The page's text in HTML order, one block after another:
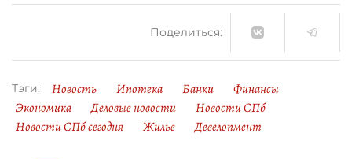
Поделиться:
Тэги: Новость Ипотека Банки
Финансы
Экономика
Деловые новости
Новости СПб
Новости СПб сегодня
Жилье Девелопмент